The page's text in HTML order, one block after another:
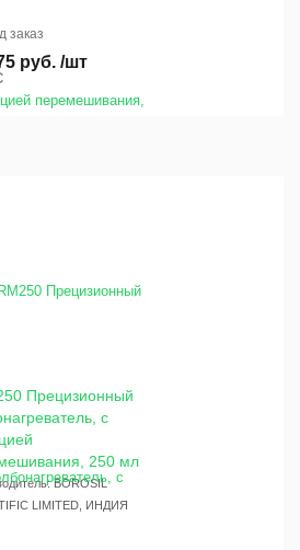
заказ
руб. /шт
Прецизионный
с
250 мл
BOROSIL
LIMITED, ИНДИЯ